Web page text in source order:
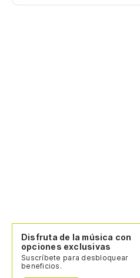
Disfruta de la música con
opciones exclusivas
Suscríbete para desbloquear
beneficios.